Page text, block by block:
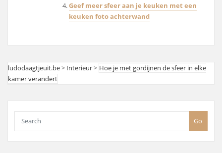
Geef meer sfeer aan je keuken met een
keuken foto achterwand
ludodaagtjeuit.be> Interieur> Hoe je met gordijnen de sfeer in elke
kamer verandert
Go